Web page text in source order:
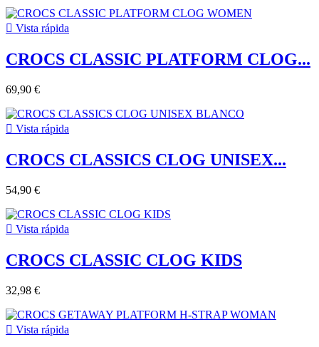
 Vista rápida
CROCS CLASSIC PLATFORM CLOG...
69,90 €
 Vista rápida
CROCS CLASSICS CLOG UNISEX...
54,90 €
 Vista rápida
CROCS CLASSIC CLOG KIDS
32,98 €
 Vista rápida